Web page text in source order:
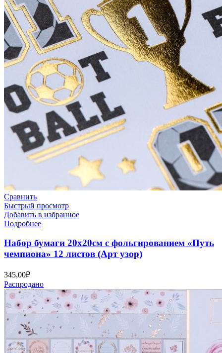
Сравнить
Быстрый просмотр
Добавить в избранное
Подробнее
Набор бумаги 20х20см с фольгированием «Путь
чемпиона» 12 листов (Арт узор)
345,00₽
Распродано